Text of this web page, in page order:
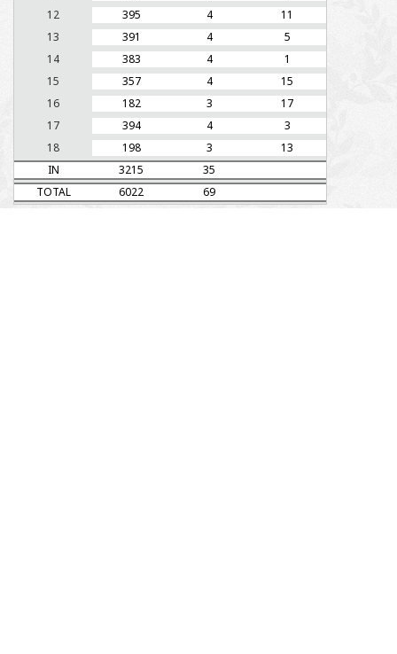
12
395 4
11
13
391 4
5
14
383 4
1
15
357 4
15
16
182 3
17
17
394 4
3
18
198 3
13
IN
3215
35
TOTAL
6022 69